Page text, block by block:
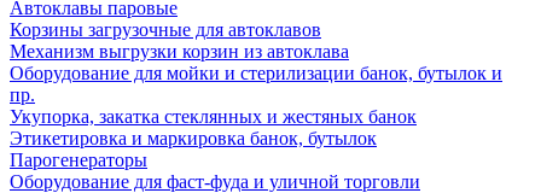
Автоклавы паровые
Корзины загрузочные для автоклавов
Механизм выгрузки корзин из автоклава
Оборудование для мойки и стерилизации банок, бутылок и
пр.
Укупорка, закатка стеклянных и жестяных банок
Этикетировка и маркировка банок, бутылок
Парогенераторы
Оборудование для фаст-фуда и уличной торговли